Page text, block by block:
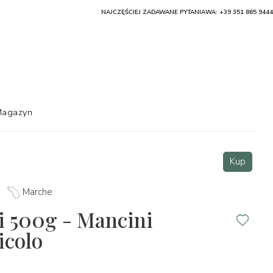
Kup
Marche
- Mancini
NAJCZĘŚCIEJ ZADAWANE PYTANIAWA: +39 351 865 9444